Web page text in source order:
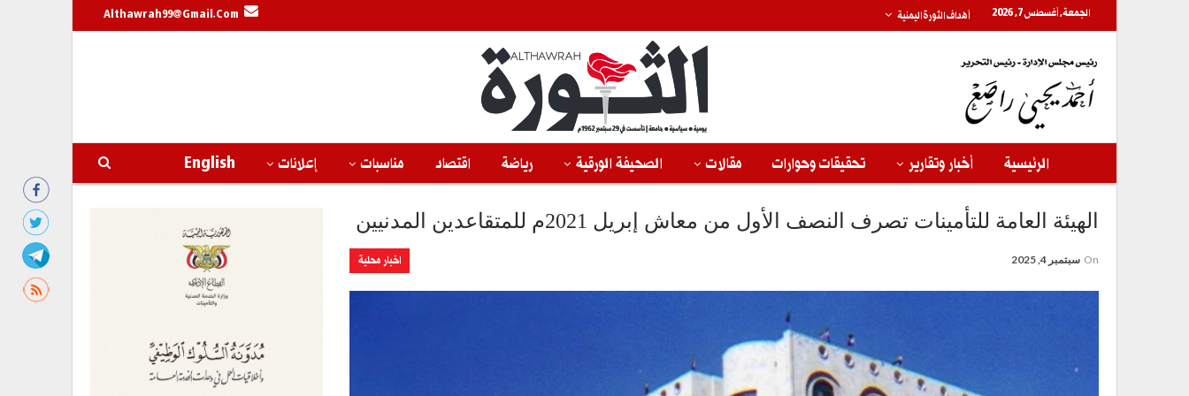
الجمعة, أغسطس 7, 2026 أهداف الثورة اليمنية Althawrah99@gmail.com
الرئيسية أخبار وتقارير تحقيقات وحوارات مقالات الصحيفة الورقية رياضة اقتصاد مناسبات إعلانات English
الهيئة العامة للتأمينات تصرف النصف الأول من معاش إبريل 2021م للمتقاعدين المدنيين
اخبار محلية On سبتمبر 4, 2025